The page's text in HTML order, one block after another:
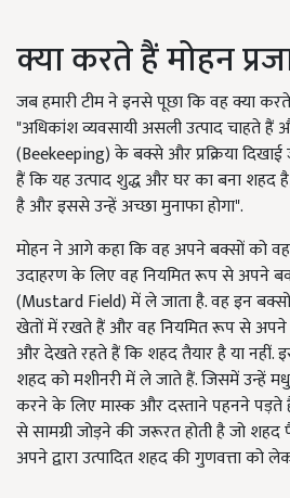
क्या करते हैं मोहन
जब हमारी टीम ने इनसे पूछा कि वह क्या करते
"अधिकांश व्यवसायी असली उत्पाद चाहते हैं
(Beekeeping) के बक्से और प्रक्रिया दिखाई
हैं कि यह उत्पाद शुद्ध और घर का बना शहद
है और इससे उन्हें अच्छा मुनाफा होगा".
मोहन ने आगे कहा कि वह अपने बक्सों को
उदाहरण के लिए वह नियमित रूप से अपने
(Mustard Field) में ले जाता है. वह इन
खेतों में रखते हैं और वह नियमित रूप से अपने
और देखते रहते हैं कि शहद तैयार है या नहीं.
शहद को मशीनरी में ले जाते हैं. जिसमें उन्हें
करने के लिए मास्क और दस्ताने पहनने
से सामग्री जोड़ने की जरूरत होती है जो शहद
अपने द्वारा उत्पादित शहद की गुणवत्ता को